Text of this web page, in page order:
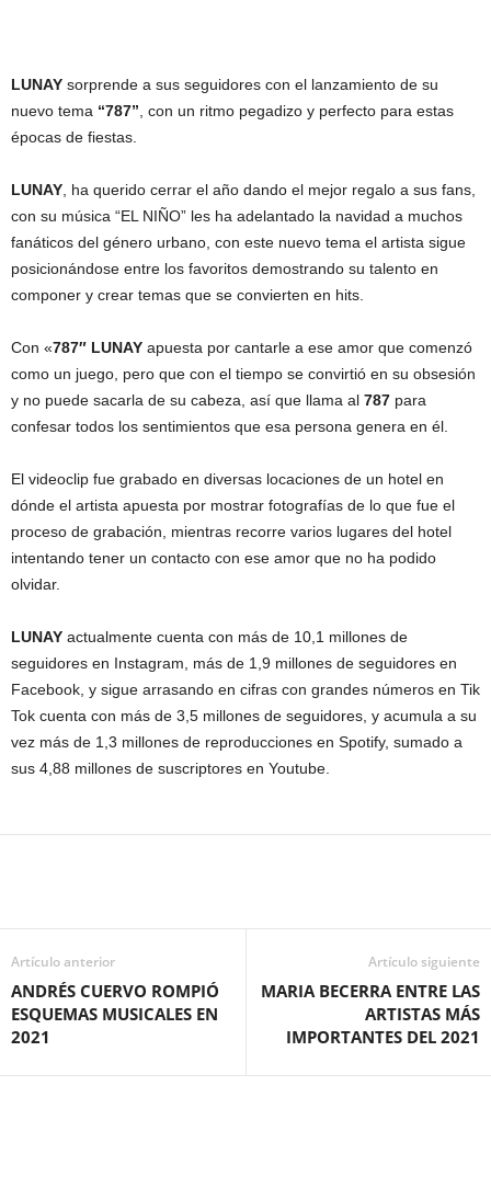
LUNAY sorprende a sus seguidores con el lanzamiento de su
nuevo tema “787” , con un ritmo pegadizo y perfecto para estas
épocas de fiestas.
LUNAY , ha querido cerrar el año dando el mejor regalo a sus fans,
con su música “EL NIÑO” les ha adelantado la navidad a muchos
fanáticos del género urbano, con este nuevo tema el artista sigue
posicionándose entre los favoritos demostrando su talento en
componer y crear temas que se convierten en hits.
Con «787″ LUNAY apuesta por cantarle a ese amor que comenzó
como un juego, pero que con el tiempo se convirtió en su obsesión
y no puede sacarla de su cabeza, así que llama al 787 para
confesar todos los sentimientos que esa persona genera en él.
El videoclip fue grabado en diversas locaciones de un hotel en
dónde el artista apuesta por mostrar fotografías de lo que fue el
proceso de grabación, mientras recorre varios lugares del hotel
intentando tener un contacto con ese amor que no ha podido
olvidar.
LUNAY actualmente cuenta con más de 10,1 millones de
seguidores en Instagram, más de 1,9 millones de seguidores en
Facebook, y sigue arrasando en cifras con grandes números en Tik
Tok cuenta con más de 3,5 millones de seguidores, y acumula a su
vez más de 1,3 millones de reproducciones en Spotify, sumado a
sus 4,88 millones de suscriptores en Youtube.
Artículo anterior
ANDRÉS CUERVO ROMPIÓ
ESQUEMAS MUSICALES EN
2021
Artículo siguiente
MARIA BECERRA ENTRE LAS
ARTISTAS MÁS
IMPORTANTES DEL 2021